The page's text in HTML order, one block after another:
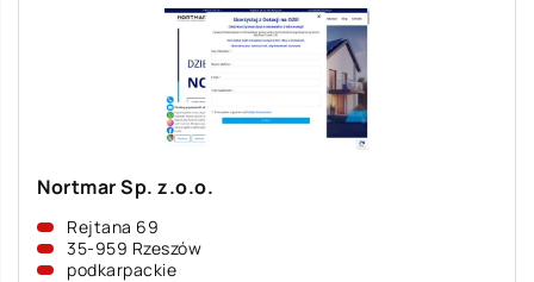
Nortmar Sp. z.o.o.
Rejtana 69
35-959 Rzeszów
podkarpackie